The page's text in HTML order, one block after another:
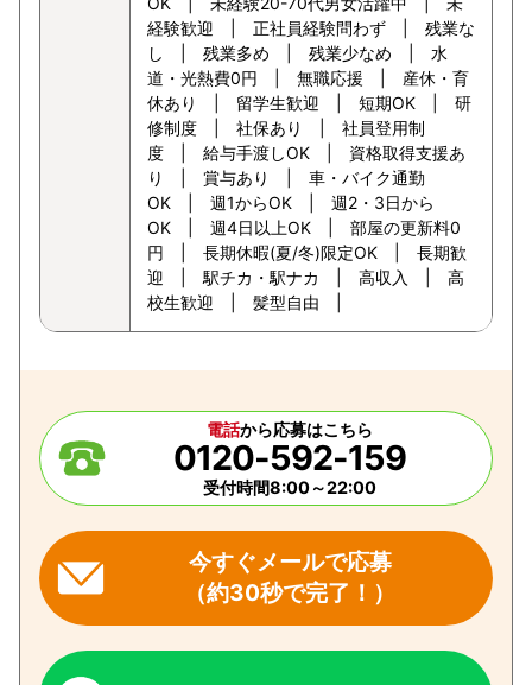
経験歓迎 | 正社員経験問わず | 残業な
し | 残業多め | 残業少なめ | 水
道・光熱費0円 | 無職応援 | 産休・育
休あり | 留学生歓迎 | 短期OK | 研
修制度 | 社保あり | 社員登用制
度 | 給与手渡しOK | 資格取得支援あ
り | 賞与あり | 車・バイク通勤
OK | 週1からOK | 週2・3日から
OK | 週4日以上OK | 部屋の更新料0
円 | 長期休暇(夏/冬)限定OK | 長期歓
迎 | 駅チカ・駅ナカ | 高収入 | 高
校生歓迎 | 髪型自由 |
電話から応募はこちら
0120-592-159
受付時間8:00～22:00
今すぐメールで応募
（約30秒で完了！）